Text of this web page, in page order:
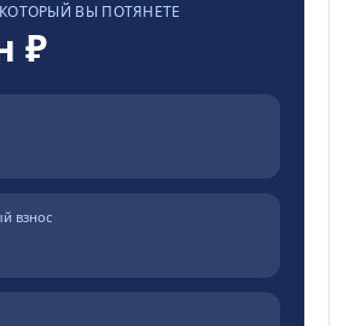
ВЫ ПОТЯНЕТЕ
₽
взнос